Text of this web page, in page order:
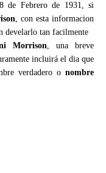
de Febrero de 1931, si
, con esta informacion
develarlo tan facilmente
Morrison, una breve
incluirá el dia que
verdadero onombre